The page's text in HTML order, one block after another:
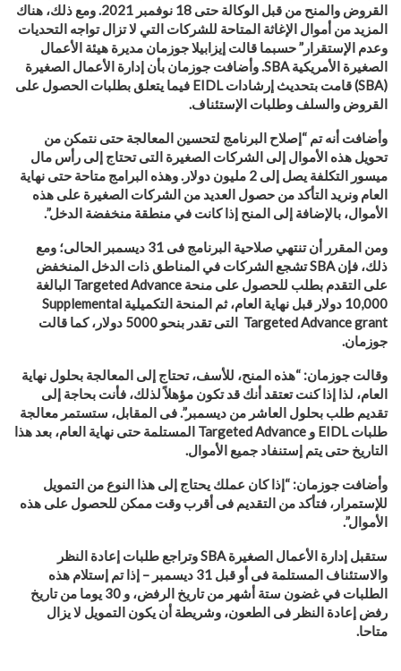
القروض والمنح من قبل الوكالة حتى 18 نوفمبر 2021. ومع ذلك، هناك
المزيد من أموال الإغاثة المتاحة للشركات التي لا تزال تواجه التحديات
وعدم الإستقرار” حسبما قالت إيزابيلا جوزمان مديرة هيئة الأعمال
الصغيرة الأمريكيةSBA. وأضافت جوزمان بأن إدارة الأعمال الصغيرة
(SBA)
قامت بتحديث إرشاداتEIDL فيما يتعلق بطلبات الحصول على
القروض والسلف وطلبات الإستئناف.
وأضافت أنه تم “إصلاح البرنامج لتحسين المعالجة حتى نتمكن من
تحويل هذه الأموال إلى الشركات الصغيرة التى تحتاج إلى رأس مال
ميسور التكلفة يصل إلى 2 مليون دولار. وهذه البرامج متاحة حتى نهاية
العام ونريد التأكد من حصول العديد من الشركات الصغيرة على هذه
الأموال، بالإضافة إلى المنح إذا كانت في منطقة منخفضة الدخل”.
و
من المقرر أن تنتهي صلاحية البرنامج فى 31 ديسمبر الحالى؛ ومع
ذلك، فإنSBA
تشجع الشركات في المناطق ذات الدخل المنخفض
على التقدم بطلب للحصول على منحة
البالغة
10,000 دولار قبل نهاية العام، ثم المنحة التكميلية
Supplemental
Targeted Advance grant
التى تقدر بنحو 5000 دولار، كما قالت
جوزمان.
وقالت جوزمان: “هذه المنح، للأسف، تحتاج إلى المعالجة بحلول نهاية
العام، لذا إذا كنت تعتقد أنك قد تكون مؤهلاً لذلك، فأنت بحاجة إلى
تقديم طلب بحلول العاشر من ديسمبر”. فى المقابل، ستستمر معالجة
طلباتEIDL و Targeted Advance المستلمة حتى نهاية العام، بعد هذا
التاريخ حتى يتم إستنفاد جميع الأموال.
وأضافت جوزمان: “إذا كان عملك يحتاج إلى هذا النوع من التمويل
للإستمرار، فتأكد من التقديم فى أقرب وقت ممكن للحصول على هذه
الأموال”.
ستقبل إدارة الأعمال الصغيرةSBA
وتراجع طلبات إعادة النظر
والاستئناف المستلمة فى أو قبل 31 ديسمبر – إذا تم إستلام هذه
الطلبات في غضون ستة أشهر من تاريخ الرفض، و 30 يوما من تاريخ
رفض إعادة النظر فى الطعون، وشريطة أن يكون التمويل لا يزال
متاحا.